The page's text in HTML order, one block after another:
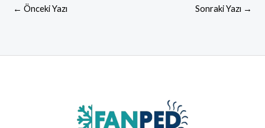
← Önceki Yazı Sonraki Yazı →